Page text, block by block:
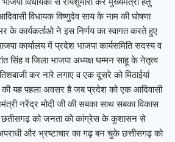
विधायक विष्णुदेव साय के नाम की घोषणा
के कार्यकर्ताओ ने इस निर्णय का स्वागत करते हुए
कार्यालय में प्रदेश भाजपा कार्यसमिति सदस्य व
सिंह व जिला भाजपा अध्यक्ष घम्मन साहू के नेतृत्व
कर नारे लगाए व एक दूसरे को मिठाईयां
की यह पहला अवसर है जब प्रदेश को एक आदिवासी
नरेंद्र मोदी जी की सबका साथ सबका विकास
छतीसगढ़ को जनता को कांग्रेस के कुशासन से
और भ्रष्टाचार का गढ़ बन चुके छत्तीसगढ़ को